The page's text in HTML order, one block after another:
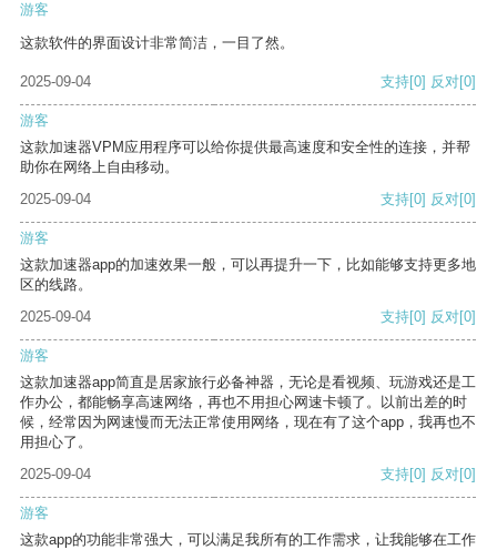
游客
这款软件的界面设计非常简洁，一目了然。
2025-09-04 支持[0] 反对[0]
游客
这款加速器VPM应用程序可以给你提供最高速度和安全性的连接，并帮
助你在网络上自由移动。
2025-09-04
支持[0] 反对[0]
游客
这款加速器app的加速效果一般，可以再提升一下，比如能够支持更多地
区的线路。
2025-09-04
支持[0] 反对[0]
游客
这款加速器app简直是居家旅行必备神器，无论是看视频、玩游戏还是工
作办公，都能畅享高速网络，再也不用担心网速卡顿了。以前出差的时
候，经常因为网速慢而无法正常使用网络，现在有了这个app，我再也不
用担心了。
2025-09-04
支持[0] 反对[0]
游客
这款app的功能非常强大，可以满足我所有的工作需求，让我能够在工作